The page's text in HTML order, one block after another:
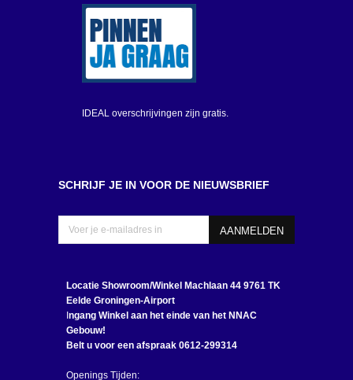
IDEAL overschrijvingen zijn gratis.
SCHRIJF JE IN VOOR DE NIEUWSBRIEF
Locatie Showroom/Winkel Machlaan 44 9761 TK
Eelde Groningen-Airport
ngang Winkel aan het einde van het NNAC
Gebouw!
Belt u voor een afspraak 0612-299314
Openings Tijden: